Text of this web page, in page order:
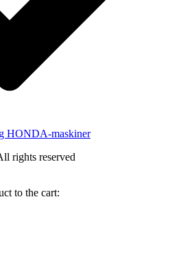
HONDA-maskiner
rights reserved
to the cart: